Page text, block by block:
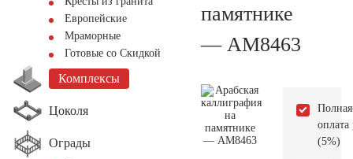
Европейские
Мраморные
Готовые со Скидкой
Комплексы
Цоколя
Ограды
памятнике
— AM8463
Полная
оплата
(5%)